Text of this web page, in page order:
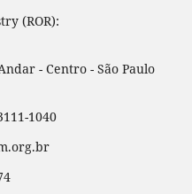
(ROR):
- Centro - São Paulo
1040